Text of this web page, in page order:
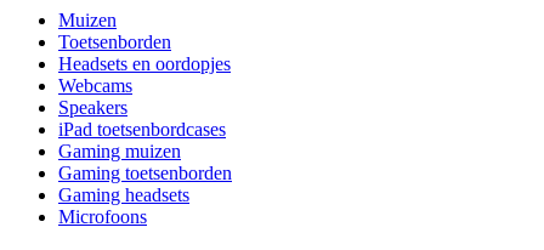
Muizen
Toetsenborden
Headsets en oordopjes
Webcams
Speakers
iPad toetsenbordcases
Gaming muizen
Gaming toetsenborden
Gaming headsets
Microfoons